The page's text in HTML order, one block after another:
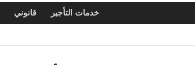
قانوني خدمات التأجير